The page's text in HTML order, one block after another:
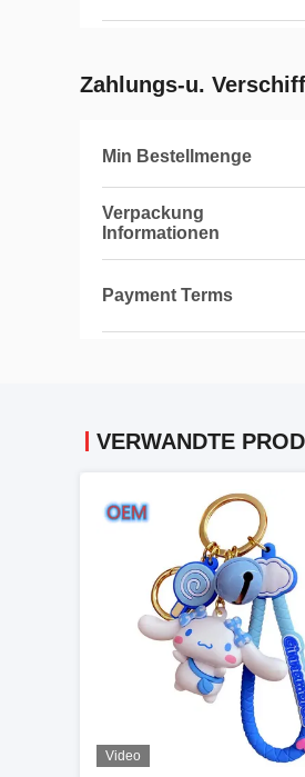
Zahlungs-u.
Min Bestellmenge
Verpackung
Informationen
Payment Terms
Video